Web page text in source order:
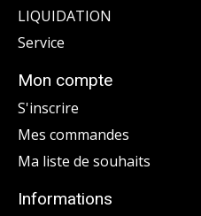
LIQUIDATION
Service
Mon compte
S'inscrire
Mes commandes
Ma liste de souhaits
Informations